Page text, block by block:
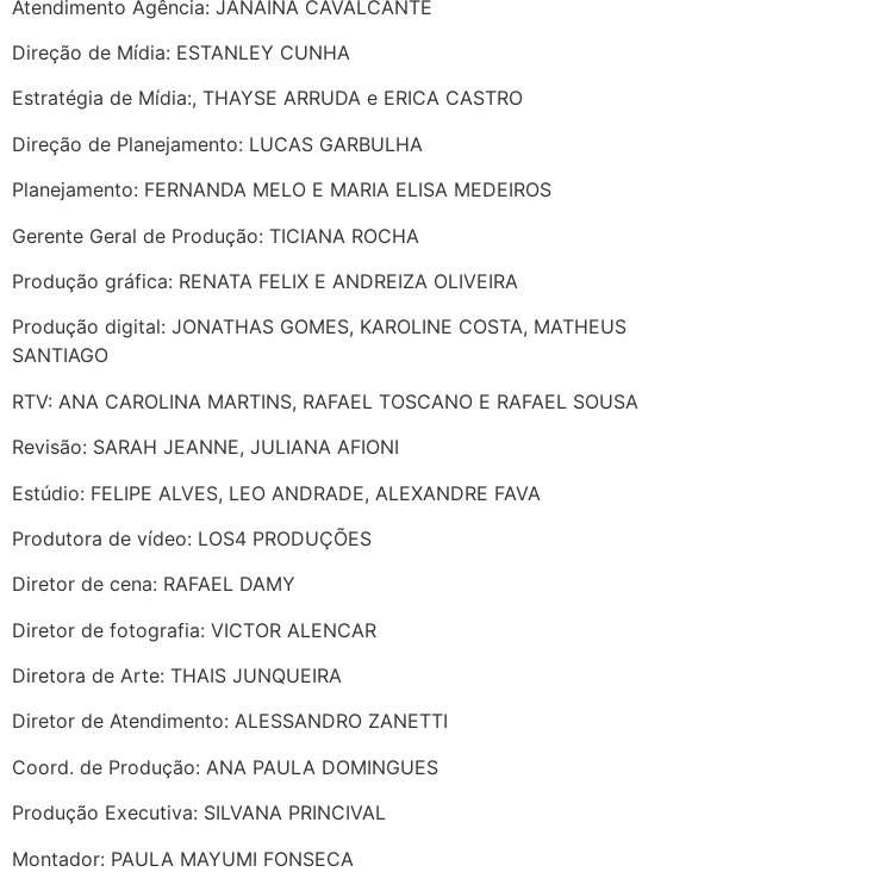
Atendimento Agência: JANAINA CAVALCANTE
Direção de Mídia: ESTANLEY CUNHA
Estratégia de Mídia:, THAYSE ARRUDA e ERICA CASTRO
Direção de Planejamento: LUCAS GARBULHA
Planejamento: FERNANDA MELO E MARIA ELISA MEDEIROS
Gerente Geral de Produção: TICIANA ROCHA
Produção gráfica: RENATA FELIX E ANDREIZA OLIVEIRA
Produção digital: JONATHAS GOMES, KAROLINE COSTA, MATHEUS
SANTIAGO
RTV: ANA CAROLINA MARTINS, RAFAEL TOSCANO E RAFAEL SOUSA
Revisão: SARAH JEANNE, JULIANA AFIONI
Estúdio: FELIPE ALVES, LEO ANDRADE, ALEXANDRE FAVA
Produtora de vídeo: LOS4 PRODUÇÕES
Diretor de cena: RAFAEL DAMY
Diretor de fotografia: VICTOR ALENCAR
Diretora de Arte: THAIS JUNQUEIRA
Diretor de Atendimento: ALESSANDRO ZANETTI
Coord. de Produção: ANA PAULA DOMINGUES
Produção Executiva: SILVANA PRINCIVAL
Montador: PAULA MAYUMI FONSECA